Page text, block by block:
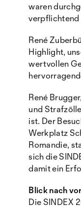
waren
verpflichtend
René
Highlight,
wertvollen
René
und
ist. Der
Werkplatz
Romandie,
sich die
damit ein
Blick nach
Die SINDEX